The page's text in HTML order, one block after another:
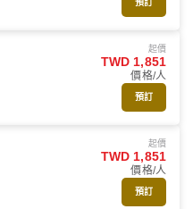
預訂
起價
TWD 1,851
價格/人
預訂
起價
TWD 1,851
價格/人
預訂